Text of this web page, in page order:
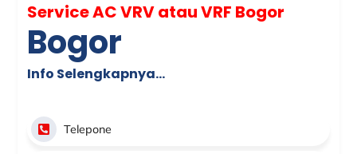
Service AC VRV atau VRF Bogor
Bogor
Info Selengkapnya…
Telepone